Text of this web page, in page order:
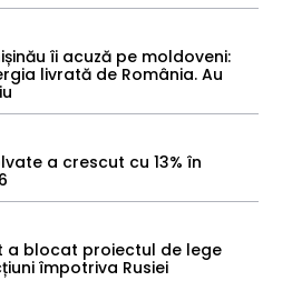
îi acuză pe moldoveni:
livrată de România. Au
a crescut cu 13% în
a blocat proiectul de lege
împotriva Rusiei